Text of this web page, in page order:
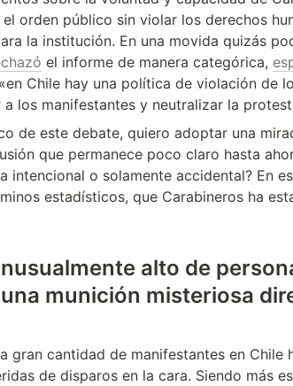
orden público sin violar los derechos
la institución. En una movida quizás
el informe de manera categórica,
Chile hay una política de violación de
a los manifestantes y neutralizar la
de este debate, quiero adoptar una
que permanece poco claro hasta
intencional o solamente accidental? En
estadísticos, que Carabineros ha
alto de
munición misteriosa
gran cantidad de manifestantes en Chile
de disparos en la cara. Siendo más